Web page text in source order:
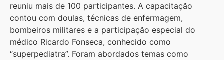
reuniu mais de 100 participantes. A capacitação
contou com doulas, técnicas de enfermagem,
bombeiros militares e a participação especial do
médico Ricardo Fonseca, conhecido como
“superpediatra”. Foram abordados temas como